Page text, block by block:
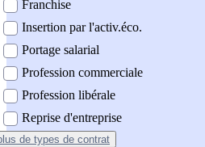
Franchise
Insertion par l'activ.éco.
Portage salarial
Profession commerciale
Profession libérale
Reprise d'entreprise
de types de contrat